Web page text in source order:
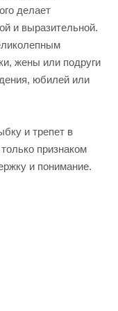
делает
и выразительной.
жены или подруги
юбилей или
и трепет в
признаком
и понимание.